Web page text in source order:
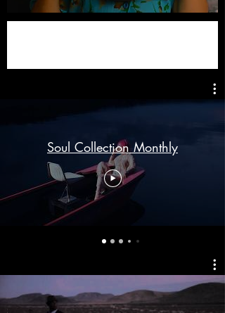
Soul Collection Monthly